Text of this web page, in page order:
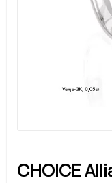
CHOICE